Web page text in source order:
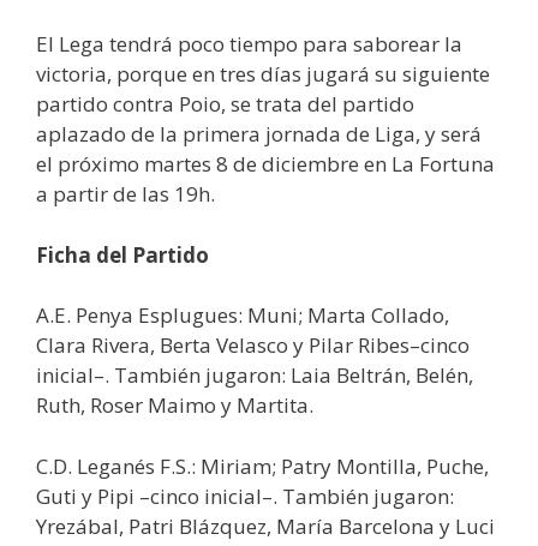
El Lega tendrá poco tiempo para saborear la
victoria, porque en tres días jugará su siguiente
partido contra Poio, se trata del partido
aplazado de la primera jornada de Liga, y será
el próximo martes 8 de diciembre en La Fortuna
a partir de las 19h.
Ficha del Partido
A.E. Penya Esplugues: Muni; Marta Collado,
Clara Rivera, Berta Velasco y Pilar Ribes–cinco
inicial–. También jugaron: Laia Beltrán, Belén,
Ruth, Roser Maimo y Martita.
C.D. Leganés F.S.: Miriam; Patry Montilla, Puche,
Guti y Pipi –cinco inicial–. También jugaron:
Yrezábal, Patri Blázquez, María Barcelona y Luci